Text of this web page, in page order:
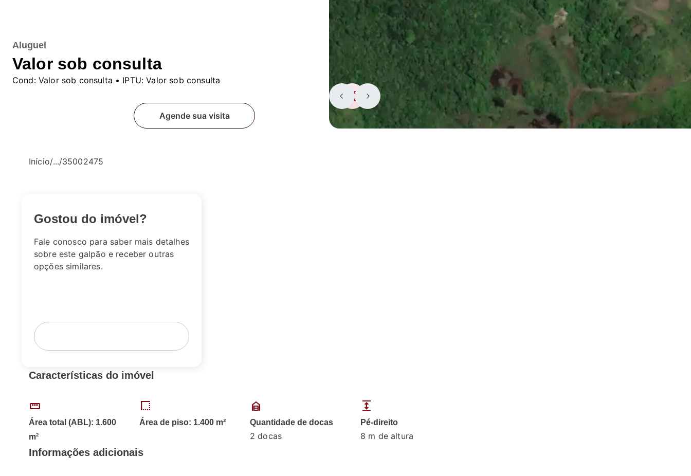
Aluguel
Valor sob consulta
Cond:Valor sob consulta • IPTU: Valor sob consulta
Agende sua visita
Início/.../35002475
Gostou do imóvel?
Fale conosco para saber mais detalhes
sobre este galpão e receber outras
opções similares.
Características do imóvel
straighten
Área total (ABL): 1.600
m²
border_style
Área de piso: 1.400 m²
garage_home
Quantidade de docas
2 docas
expand
Pé-direito
8 m de altura
Informações adicionais